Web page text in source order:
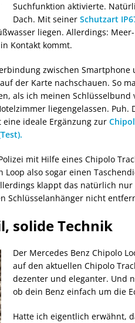
Suchfunktion aktivierte.
Dach. Mit seiner Schutzart
liegen. Allerdings:
Kontakt kommt.
zwischen Smartphone
der Karte nachschauen. So
als ich meinen Schlüsselbund
liegengelassen. Puh.
ideale Ergänzung zur
mit Hilfe eines Chipolo
Loop also sogar einen
klappt das natürlich nur
Schlüsselanhänger nicht
solide Technik
Der Mercedes Benz Chipolo
auf den aktuellen Chipolo
dezenter und eleganter. Und
ob dein Benz einfach um die
Hatte ich eigentlich erwähnt,